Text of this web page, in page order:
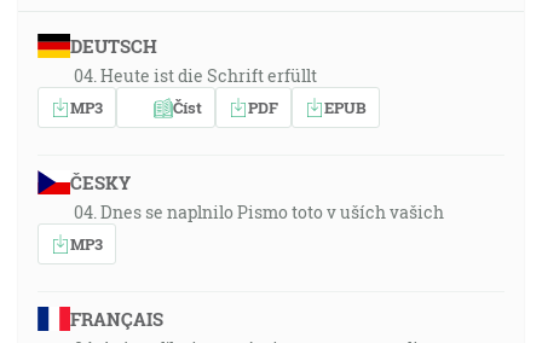
DEUTSCH
04. Heute ist die Schrift erfüllt
MP3 Číst PDF EPUB
ČESKY
04. Dnes se naplnilo Pismo toto v uších vašich
MP3
FRANÇAIS